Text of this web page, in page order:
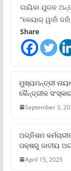
ଗାୟିକା ଯୁଗଳ
“କେୟାର୍ ୱାହାଁ
Share
ମୁଖ୍ୟମନ୍ତ୍ରୀ
କୈନ୍ଦ୍ରୀକ
September 3,
ଅଗ୍ନିଶମ
ପକ୍ଷରୁ ଜାତୀୟ
April 15, 2025